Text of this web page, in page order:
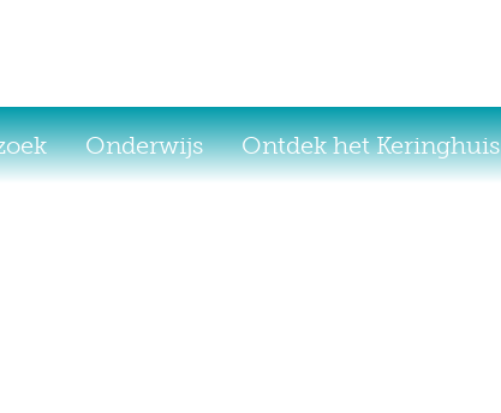
Onderwijs Ontdek het Keringhuis